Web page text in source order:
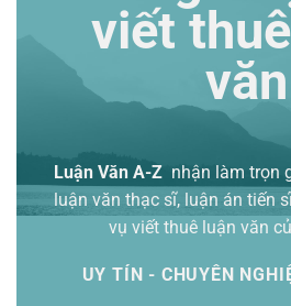
viết
văn
Luận Văn A-Z nhận làm trọn
luận văn thạc sĩ, luận án tiến
vụ viết thuê luận văn
UY TÍN - CHUYÊN